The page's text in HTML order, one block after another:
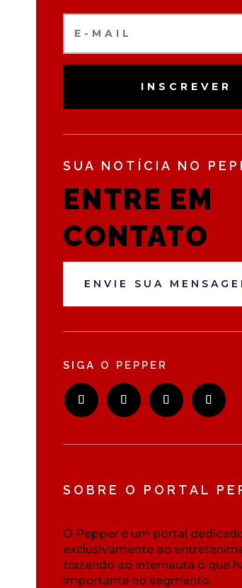
INSCREVER
SUA NOTÍCIA NO
ENTRE EM
CONTATO
ENVIE SUA
SIGA O PEPPER
SOBRE O PORTAL
O Pepper é um portal
exclusivamente ao
trazendo ao internauta o que
importante no segmento.